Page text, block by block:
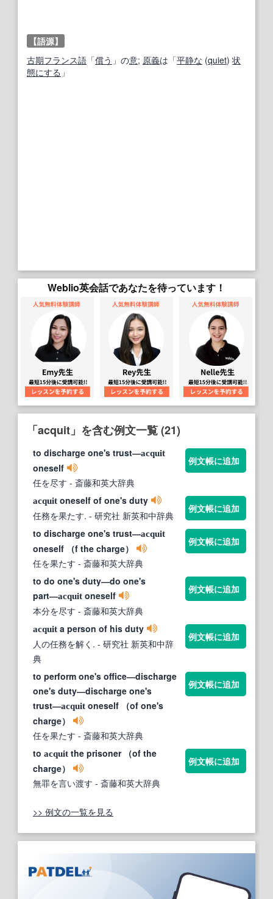
【語源】
古期フランス語 「償う 」の意; 原義は「平静な (quiet) 状
態にする 」
Weblio英会話であなたを待っています！
「acquit」を含む例文一覧 (21)
to discharge one's trust―acquit
oneself
任を尽す - 斎藤和英大辞典
例文帳に追加
acquit oneself of one's duty
任務を果たす. - 研究社 新英和中辞典
例文帳に追加
to discharge one's trust―acquit
oneself （f the charge）
任を果たす - 斎藤和英大辞典
例文帳に追加
to do one's duty―do one's
part―acquit oneself
本分を尽す - 斎藤和英大辞典
例文帳に追加
acquit a person of his duty
人の任務を解く. - 研究社 新英和中辞
典
例文帳に追加
to perform one's office―discharge
one's duty―discharge one's
trust―acquit oneself （of one's
charge）
任を果たす - 斎藤和英大辞典
例文帳に追加
to acquit the prisoner （of the
charge）
無罪を言い渡す - 斎藤和英大辞典
例文帳に追加
>> 例文の一覧を見る